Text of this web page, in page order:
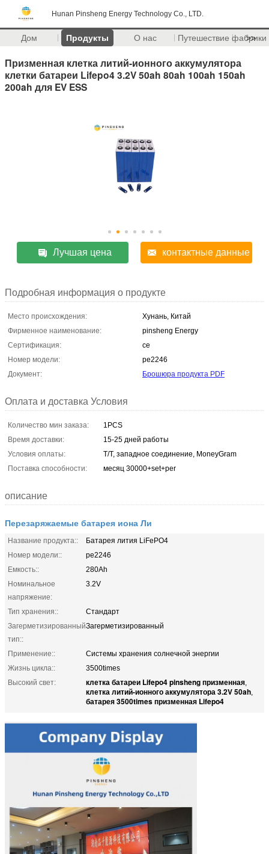
Hunan Pinsheng Energy Technology Co., LTD.
Дом Продукты О нас Путешествие фабрики
>>
Призменная клетка литий-ионного аккумулятора
клетки батареи Lifepo4 3.2V 50ah 80ah 100ah 150ah
200ah для EV ESS
Лучшая цена контактные данные
Подробная информация о продукте
Место происхождения:
Хунань, Китай
Фирменное наименование:
pinsheng Energy
Сертификация:
ce
Номер модели:
pe2246
Документ:
Брошюра продукта PDF
Оплата и доставка Условия
Количество мин заказа:
1PCS
Время доставки:
15-25 дней работы
Условия оплаты:
T/T, западное соединение, MoneyGram
Поставка способности:
месяц 30000+set+per
описание
Перезаряжаемые батарея иона Ли
Название продукта::
Батарея лития LiFePO4
Номер модели::
pe2246
Емкость::
280Ah
Номинальное
напряжение:
3.2V
Тип хранения::
Стандарт
Загерметизированный
тип::
Загерметизированный
Применение::
Системы хранения солнечной энергии
Жизнь цикла::
3500times
Высокий свет:
клетка батареи Lifepo4 pinsheng призменная,
клетка литий-ионного аккумулятора 3.2V 50ah,
батарея 3500times призменная Lifepo4